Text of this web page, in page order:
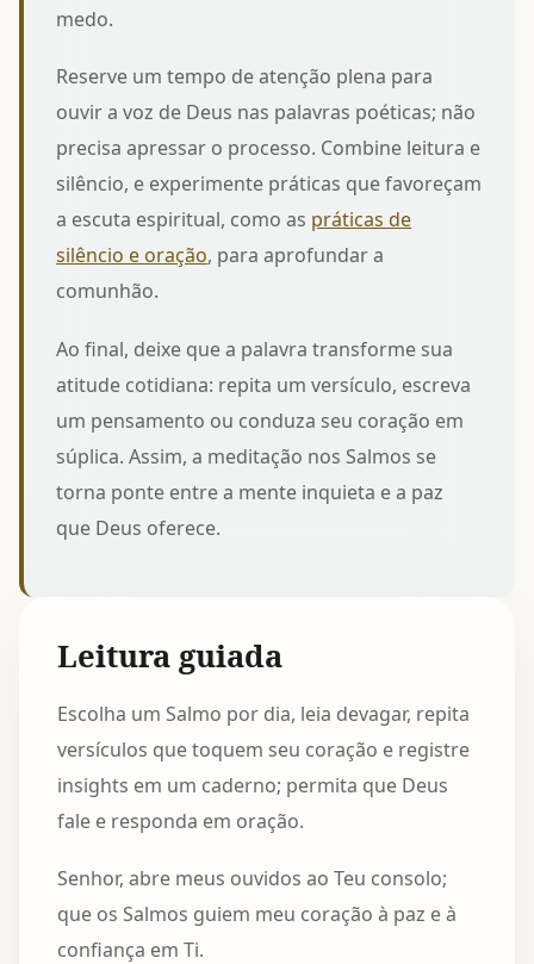
medo.
Reserve um tempo de atenção plena para
ouvir a voz de Deus nas palavras poéticas; não
precisa apressar o processo. Combine leitura e
silêncio, e experimente práticas que favoreçam
a escuta espiritual, como as práticas de
silêncio e oração, para aprofundar a
comunhão.
Ao final, deixe que a palavra transforme sua
atitude cotidiana: repita um versículo, escreva
um pensamento ou conduza seu coração em
súplica. Assim, a meditação nos Salmos se
torna ponte entre a mente inquieta e a paz
que Deus oferece.
Leitura guiada
Escolha um Salmo por dia, leia devagar, repita
versículos que toquem seu coração e registre
insights em um caderno; permita que Deus
fale e responda em oração.
Senhor, abre meus ouvidos ao Teu consolo;
que os Salmos guiem meu coração à paz e à
confiança em Ti.